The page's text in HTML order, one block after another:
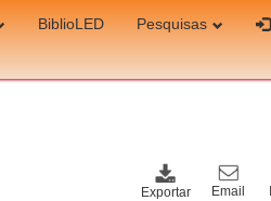
BiblioLED Pesquisas
Email
Exportar